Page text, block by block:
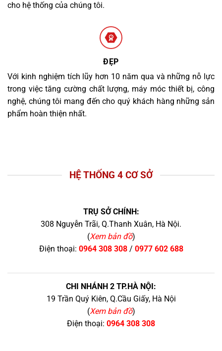
cho hệ thống của chúng tôi.
ĐẸP
Với kinh nghiệm tích lũy hơn 10 năm qua và những nỗ lực
trong việc tăng cường chất lượng, máy móc thiết bị, công
nghệ, chúng tôi mang đến cho quý khách hàng những sản
phẩm hoàn thiện nhất.
HỆ THỐNG 4 CƠ SỞ
TRỤ SỞ CHÍNH:
308 Nguyễn Trãi, Q.Thanh Xuân, Hà Nội.
(Xem bản đồ)
Điện thoại: 0964 308 308/ 0977 602 688
CHI NHÁNH 2 TP.HÀ NỘI:
19 Trần Quý Kiên, Q.Cầu Giấy, Hà Nội
(Xem bản đồ)
Điện thoại: 0964 308 308